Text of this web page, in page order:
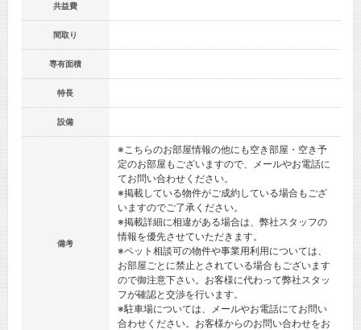
共益費
間取り
専有面積
特長
設備
備考
※こちらのお部屋情報の他にも空き部屋・空き予
定のお部屋もございますので、メールやお電話に
てお問い合わせください。
※掲載している物件がご成約している場合もござ
いますのでご了承ください。
※掲載詳細に相違がある場合は、弊社スタッフの
情報を優先させていただきます。
※ペット相談可の物件や事業用利用については、
お部屋ごとに禁止とされている場合もございます
ので御注意下さい。お客様に代わって弊社スタッ
フが確認と交渉を行います。
※駐車場については、メールやお電話にてお問い
合わせください。お客様からのお問い合わせをお